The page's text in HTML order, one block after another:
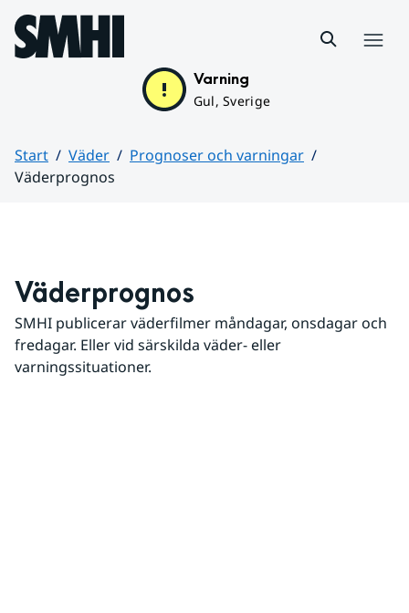
Hoppa till sidans innehåll
Varning
Gul, Sverige
Start Väder
Prognoser och varningar
Väderprognos
Väderprognos
SMHI publicerar väderfilmer måndagar, onsdagar och
fredagar. Eller vid särskilda väder- eller
varningssituationer.